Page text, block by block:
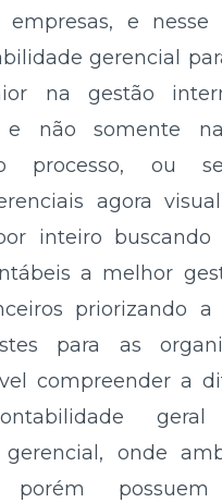
empresas, e nesse
gerencial
na gestão
e não somente
processo, ou
agora
inteiro buscando
a melhor
priorizando a
para as
compreender a
onde
porém